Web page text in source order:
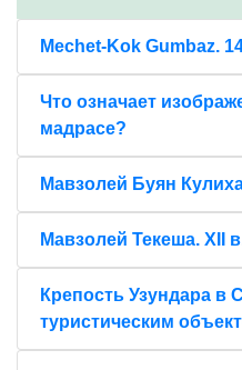
Mechet-Kok Gumbaz.
Что означает
мадрасе?
Мавзолей Буян
Мавзолей Текеша. XII
Крепость Узундара в
туристическим